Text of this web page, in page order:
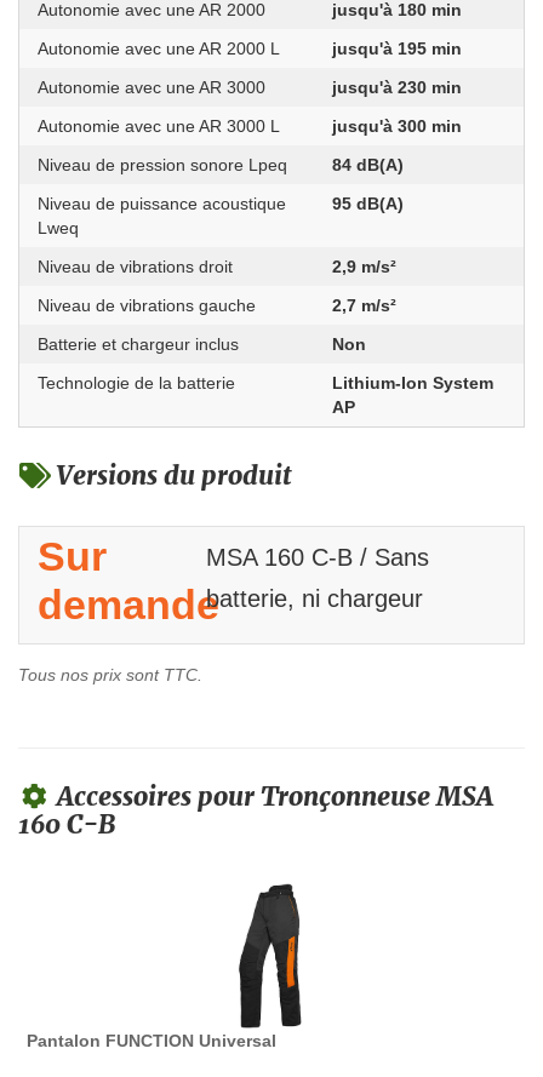
Autonomie avec une AR 2000
jusqu'à 180 min
Autonomie avec une AR 2000 L
jusqu'à 195 min
Autonomie avec une AR 3000
jusqu'à 230 min
Autonomie avec une AR 3000 L
jusqu'à 300 min
Niveau de pression sonore Lpeq
84 dB(A)
Niveau de puissance acoustique
Lweq
95 dB(A)
Niveau de vibrations droit
2,9 m/s²
Niveau de vibrations gauche
2,7 m/s²
Batterie et chargeur inclus
Non
Technologie de la batterie
Lithium-Ion System
AP
Versions du produit
Sur
demande
MSA 160 C-B / Sans
batterie, ni chargeur
Tous nos prix sont TTC.
Accessoires pour Tronçonneuse MSA
160 C-B
Pantalon FUNCTION Universal